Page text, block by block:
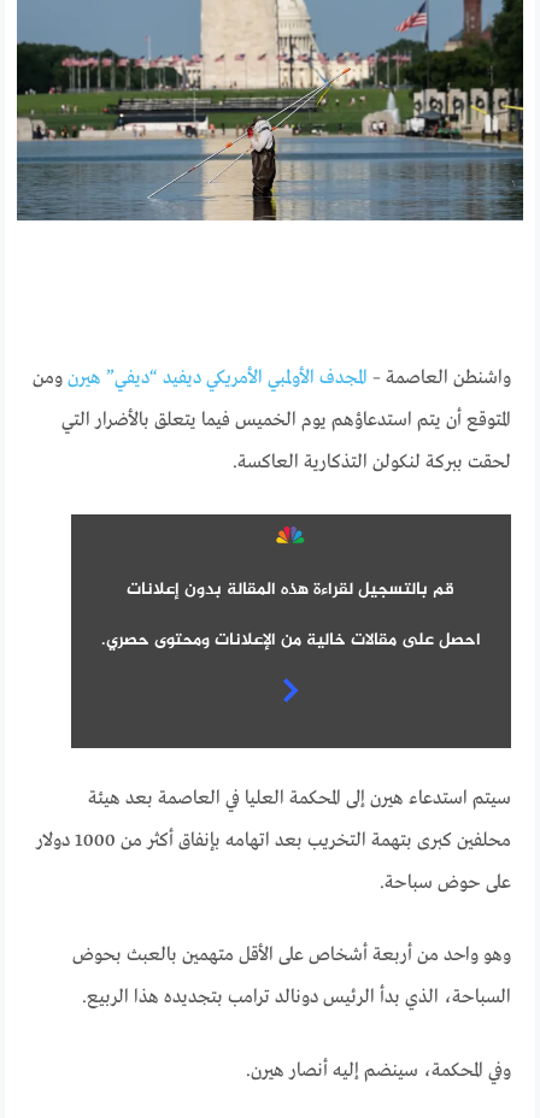
واشنطن العاصمة – المجدف الأولمبي الأمريكي ديفيد “ديفي” هيرن ومن
المتوقع أن يتم استدعاؤهم يوم الخميس فيما يتعلق بالأضرار التي
لحقت ببركة لنكولن التذكارية العاكسة.
قم بالتسجيل لقراءة هذه المقالة بدون إعلانات
احصل على مقالات خالية من الإعلانات ومحتوى حصري.
سيتم استدعاء هيرن إلى المحكمة العليا في العاصمة بعد هيئة
محلفين كبرى بتهمة التخريب بعد اتهامه بإنفاق أكثر من 1000 دولار
على حوض سباحة.
وهو واحد من أربعة أشخاص على الأقل متهمين بالعبث بحوض
السباحة، الذي بدأ الرئيس دونالد ترامب بتجديده هذا الربيع.
وفي المحكمة، سينضم إليه أنصار هيرن.